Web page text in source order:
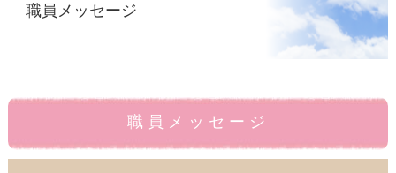
職員メッセージ
職員メッセージ